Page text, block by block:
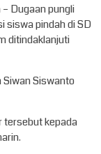
Dugaan pungli
siswa pindah di SD
ditindaklanjuti
Siswanto
tersebut kepada